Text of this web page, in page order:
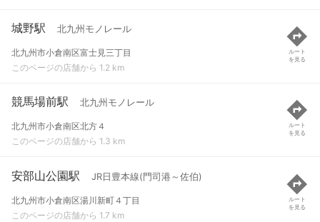
城野駅 北九州モノレール
北九州市小倉南区富士見三丁目
このページの店舗から 1.2 km
ルート
を見る
競馬場前駅 北九州モノレール
北九州市小倉南区北方４
このページの店舗から 1.3 km
ルート
を見る
安部山公園駅 JR日豊本線(門司港～佐伯)
北九州市小倉南区湯川新町４丁目
このページの店舗から 1.7 km
ルート
を見る